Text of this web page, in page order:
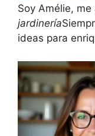
Soy Amélie, me
jardinería
ideas para